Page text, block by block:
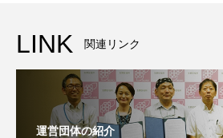
LINK 関連リンク
運営団体の紹介